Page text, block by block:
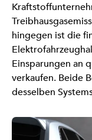
hingegen ist die
Einsparungen an
verkaufen. Beide
desselben